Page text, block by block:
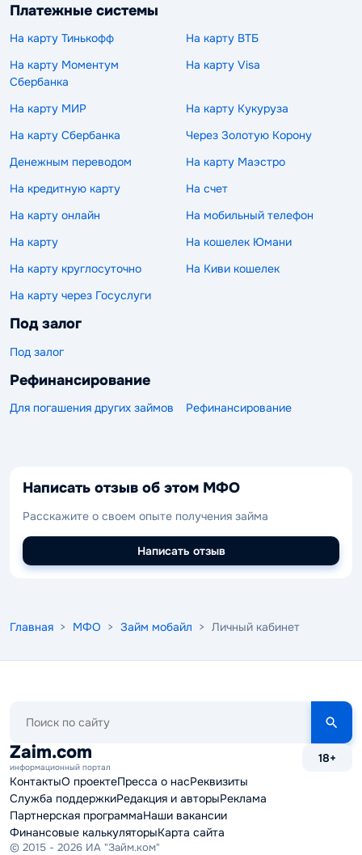
Платежные системы
На карту Тинькофф
На карту ВТБ
На карту Моментум
Сбербанка
На карту Visa
На карту МИР
На карту Кукуруза
На карту Сбербанка
Через Золотую Корону
Денежным переводом
На карту Маэстро
На кредитную карту
На счет
На карту онлайн
На мобильный телефон
На карту
На кошелек Юмани
На карту круглосуточно
На Киви кошелек
На карту через Госуслуги
Под залог
Под залог
Рефинансирование
Для погашения других займов Рефинансирование
Написать отзыв об этом МФО
Расскажите о своем опыте получения займа
Написать отзыв
Главная > МФО > Займ мобайл > Личный кабинет
сайту
Zaim.com
информационный портал
18+
КонтактыО проектеПресса о насРеквизиты
Служба поддержкиРедакция и авторыРеклама
Партнерская программаНаши вакансии
Финансовые калькуляторыКарта сайта
© 2015 - 2026 ИА "Займ.ком"